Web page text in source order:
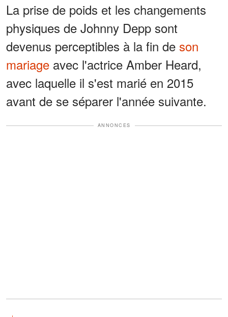
La prise de poids et les changements
physiques de Johnny Depp sont
devenus perceptibles à la fin de son
mariage avec l'actrice Amber Heard,
avec laquelle il s'est marié en 2015
avant de se séparer l'année suivante.
ANNONCES